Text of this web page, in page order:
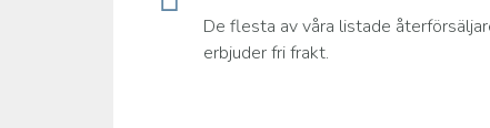
De flesta av våra listade
erbjuder fri frakt.